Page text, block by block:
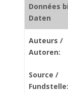
Données
Daten
Auteurs /
Autoren:
Source /
Fundstelle: